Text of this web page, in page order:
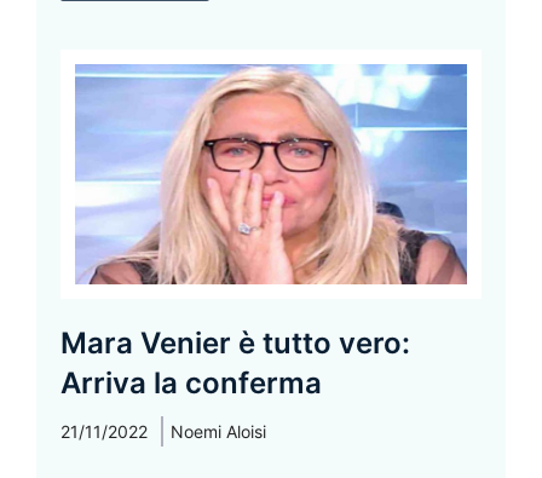
Mara Venier è tutto vero:
Arriva la conferma
21/11/2022 Noemi Aloisi